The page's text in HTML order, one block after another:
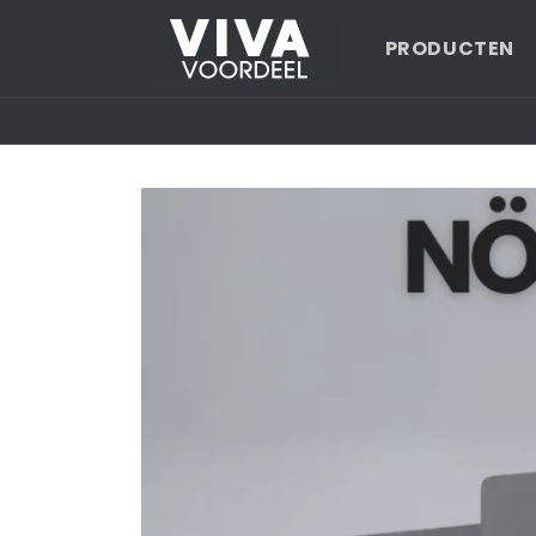
PRODUCTEN